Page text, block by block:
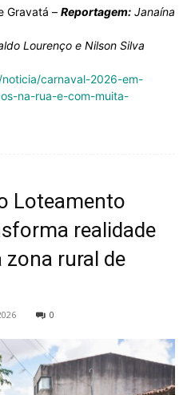
Gravatá – Reportagem: Janaína
Lourenço e Nilson Silva
carnaval-2026-em-
na-rua-e-com-muita-
Loteamento
realidade
zona rural de
0